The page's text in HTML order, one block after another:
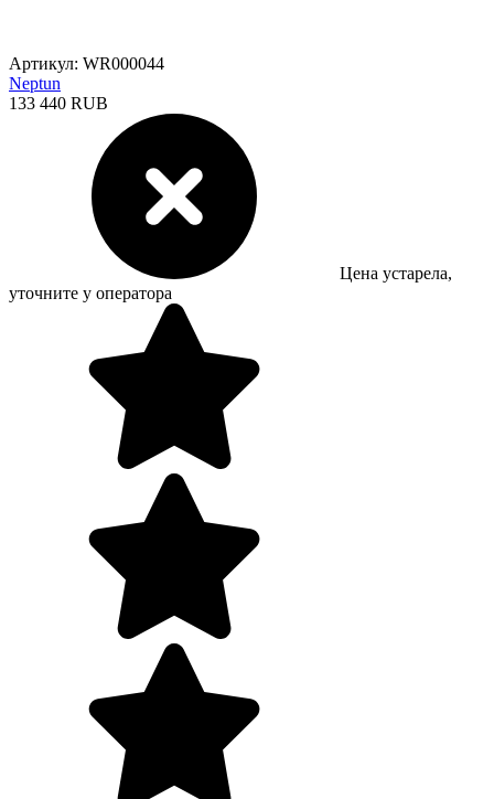
Артикул: WR000044
Neptun
133 440 RUB
Цена устарела,
уточните у оператора